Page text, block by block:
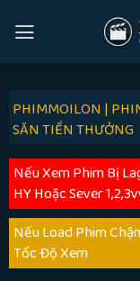
PHIMMOILON |
SĂN TIỀN THƯỞNG
Nếu Xem Phim Bị
HY Hoặc Sever
Nếu Load Phim
Tốc Độ Xem